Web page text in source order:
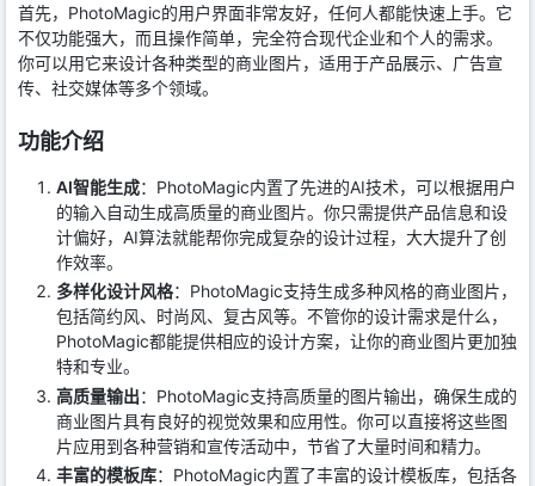
首先，PhotoMagic的用户界面非常友好，任何人都能快速上手。它
不仅功能强大，而且操作简单，完全符合现代企业和个人的需求。
你可以用它来设计各种类型的商业图片，适用于产品展示、广告宣
传、社交媒体等多个领域。
功能介绍
AI智能生成：PhotoMagic内置了先进的AI技术，可以根据用户
的输入自动生成高质量的商业图片。你只需提供产品信息和设
计偏好，AI算法就能帮你完成复杂的设计过程，大大提升了创
作效率。
多样化设计风格：PhotoMagic支持生成多种风格的商业图片，
包括简约风、时尚风、复古风等。不管你的设计需求是什么，
PhotoMagic都能提供相应的设计方案，让你的商业图片更加独
特和专业。
高质量输出：PhotoMagic支持高质量的图片输出，确保生成的
商业图片具有良好的视觉效果和应用性。你可以直接将这些图
片应用到各种营销和宣传活动中，节省了大量时间和精力。
丰富的模板库：PhotoMagic内置了丰富的设计模板库，包括各